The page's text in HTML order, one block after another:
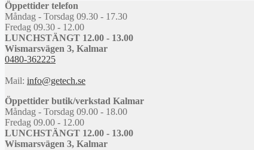
Öppettider telefon
Måndag - Torsdag 09.30 - 17.30
Fredag 09.30 - 12.00
LUNCHSTÄNGT 12.00 - 13.00
Wismarsvägen 3, Kalmar
0480-362225
Mail: info@getech.se
Öppettider butik/verkstad Kalmar
Måndag - Torsdag 09.00 - 18.00
Fredag 09.00 - 12.00
LUNCHSTÄNGT 12.00 - 13.00
Wismarsvägen 3, Kalmar